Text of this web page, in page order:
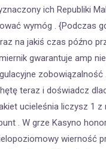
ich Republiki
wymóg . {Podczas
na jakiś czas późno
gwarantuje amp
zobowiązalność
teraz i doświadcz
ucieleśnia liczysz 1 z
. W grze Kasyno
wierność